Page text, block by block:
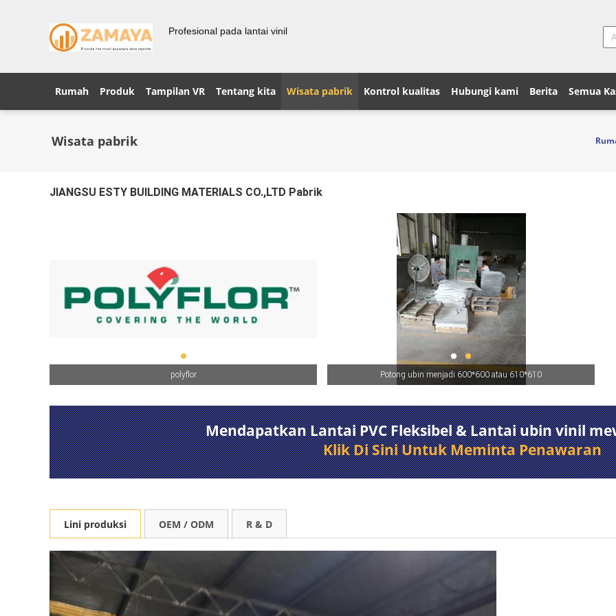
Profesional pada lantai vinil
Rumah Produk Tampilan VR Tentang kita Wisata pabrik Kontrol kualitas Hubungi kami Berita Semua
Wisata pabrik
JIANGSU ESTY BUILDING MATERIALS CO.,LTD Pabrik
bunga germ Polish permukaan. biarkan permukaan cahaya
Mendapatkan Lantai PVC Fleksibel & Lantai ubin vinil
Klik Di Sini Untuk Meminta Penawaran
Lini produksi OEM / ODM R & D